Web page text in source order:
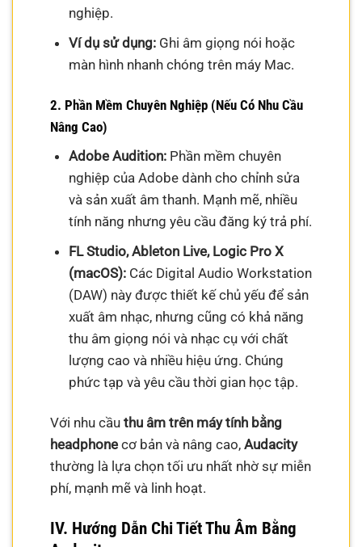
nghiệp.
Ví dụ sử dụng:Ghi âm giọng nói hoặc
màn hình nhanh chóng trên máy Mac.
2. Phần Mềm Chuyên Nghiệp (Nếu Có Nhu Cầu
Nâng Cao)
Adobe Audition:Phần mềm chuyên
nghiệp của Adobe dành cho chỉnh sửa
và sản xuất âm thanh. Mạnh mẽ, nhiều
tính năng nhưng yêu cầu đăng ký trả phí.
FL Studio, Ableton Live, Logic Pro X
(macOS):Các Digital Audio Workstation
(DAW) này được thiết kế chủ yếu để sản
xuất âm nhạc, nhưng cũng có khả năng
thu âm giọng nói và nhạc cụ với chất
lượng cao và nhiều hiệu ứng. Chúng
phức tạp và yêu cầu thời gian học tập.
Với nhu cầuthu âm trên máy tính bằng
headphone cơ bản và nâng cao,Audacity
thường là lựa chọn tối ưu nhất nhờ sự miễn
phí, mạnh mẽ và linh hoạt.
IV. Hướng Dẫn Chi Tiết Thu Âm Bằng